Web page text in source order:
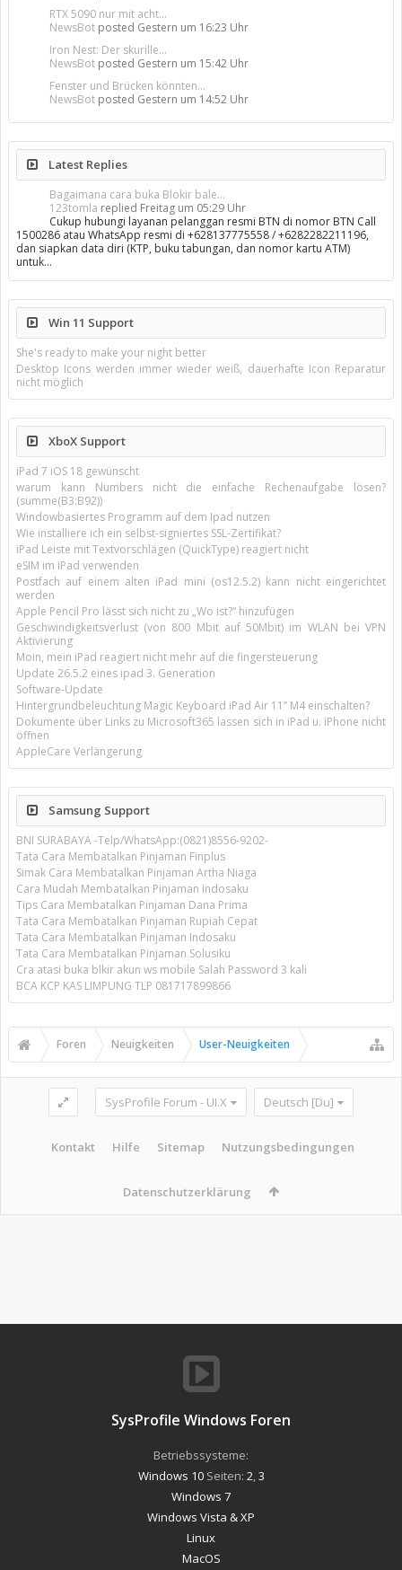
RTX 5090 nur mit acht...
NewsBot posted Gestern um 16:23 Uhr
Iron Nest: Der skurille...
NewsBot posted Gestern um 15:42 Uhr
Fenster und Brücken könnten...
NewsBot posted Gestern um 14:52 Uhr
Latest Replies
Bagaimana cara buka Blokir bale...
123tomla replied Freitag um 05:29 Uhr
Cukup hubungi layanan pelanggan resmi BTN di nomor BTN Call
1500286 atau WhatsApp resmi di +628137775558 / +6282282211196,
dan siapkan data diri (KTP, buku tabungan, dan nomor kartu ATM)
untuk…
Win 11 Support
She's ready to make your night better
Desktop Icons werden immer wieder weiß, dauerhafte Icon Reparatur
nicht möglich
XboX Support
iPad 7 iOS 18 gewünscht
warum kann Numbers nicht die einfache Rechenaufgabe lösen?
(summe(B3:B92))
Windowbasiertes Programm auf dem Ipad nutzen
Wie installiere ich ein selbst-signiertes SSL-Zertifikat?
iPad Leiste mit Textvorschlägen (QuickType) reagiert nicht
eSIM im iPad verwenden
Postfach auf einem alten iPad mini (os12.5.2) kann nicht eingerichtet
werden
Apple Pencil Pro lässt sich nicht zu „Wo ist?“ hinzufügen
Geschwindigkeitsverlust (von 800 Mbit auf 50Mbit) im WLAN bei VPN
Aktivierung
Moin, mein iPad reagiert nicht mehr auf die fingersteuerung
Update 26.5.2 eines ipad 3. Generation
Software-Update
Hintergrundbeleuchtung Magic Keyboard iPad Air 11’’ M4 einschalten?
Dokumente über Links zu Microsoft365 lassen sich in iPad u. iPhone nicht
öffnen
AppleCare Verlängerung
Samsung Support
BNI SURABAYA -Telp/WhatsApp:(0821)8556-9202-
Tata Cara Membatalkan Pinjaman Finplus
Simak Cara Membatalkan Pinjaman Artha Niaga
Cara Mudah Membatalkan Pinjaman Indosaku
Tips Cara Membatalkan Pinjaman Dana Prima
Tata Cara Membatalkan Pinjaman Rupiah Cepat
Tata Cara Membatalkan Pinjaman Indosaku
Tata Cara Membatalkan Pinjaman Solusiku
Cra atasi buka blkir akun ws mobile Salah Password 3 kali
BCA KCP KAS LIMPUNG TLP 081717899866
Foren Neuigkeiten User-Neuigkeiten
SysProfile Forum - UI.X Deutsch [Du]
Kontakt Hilfe Sitemap Nutzungsbedingungen
Datenschutzerklärung
SysProfile Windows Foren
Betriebssysteme:
Windows 10Seiten: 2 3
Windows 7
Windows Vista & XP
Linux
MacOS